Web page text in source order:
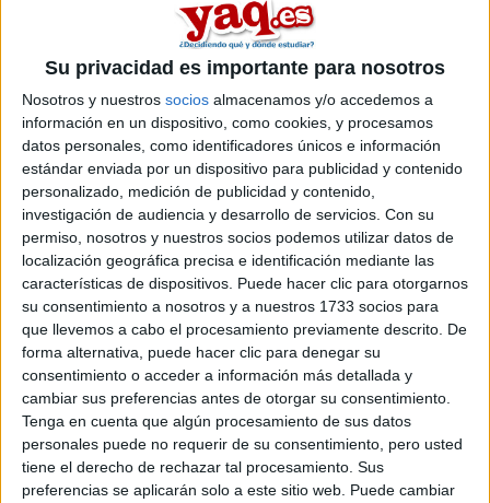
Su privacidad es importante para nosotros
Nosotros y nuestros socios almacenamos y/o accedemos a
información en un dispositivo, como cookies, y procesamos
datos personales, como identificadores únicos e información
estándar enviada por un dispositivo para publicidad y contenido
personalizado, medición de publicidad y contenido,
investigación de audiencia y desarrollo de servicios. Con su
permiso, nosotros y nuestros socios podemos utilizar datos de
localización geográfica precisa e identificación mediante las
características de dispositivos. Puede hacer clic para otorgarnos
su consentimiento a nosotros y a nuestros 1733 socios para
que llevemos a cabo el procesamiento previamente descrito. De
forma alternativa, puede hacer clic para denegar su
consentimiento o acceder a información más detallada y
cambiar sus preferencias antes de otorgar su consentimiento.
Tenga en cuenta que algún procesamiento de sus datos
personales puede no requerir de su consentimiento, pero usted
tiene el derecho de rechazar tal procesamiento. Sus
preferencias se aplicarán solo a este sitio web. Puede cambiar
Sobre ti
Soy:*
Chico
Chica
¿En qué año terminas (o terminaste) bachillerato o FP?
Soy estudiante de:*